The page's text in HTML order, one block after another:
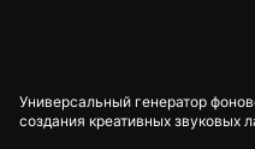
Универсальный генератор
создания креативных звуковых